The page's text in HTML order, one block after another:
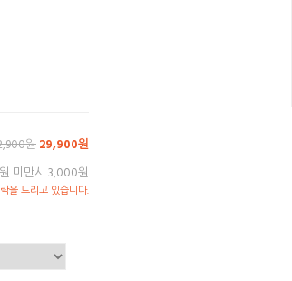
원29,900원
미만시 3,000원
을 드리고 있습니다.